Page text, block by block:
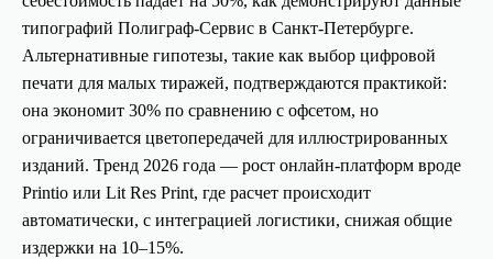
типографий Полиграф-Сервис в Санкт-Петербурге.
Альтернативные гипотезы, такие как выбор цифровой
печати для малых тиражей, подтверждаются практикой:
она экономит 30% по сравнению с офсетом, но
ограничивается цветопередачей для иллюстрированных
изданий. Тренд 2026 года — рост онлайн-платформ вроде
Printio или Lit Res Print, где расчет происходит
автоматически, с интеграцией логистики, снижая общие
издержки на 10–15%.